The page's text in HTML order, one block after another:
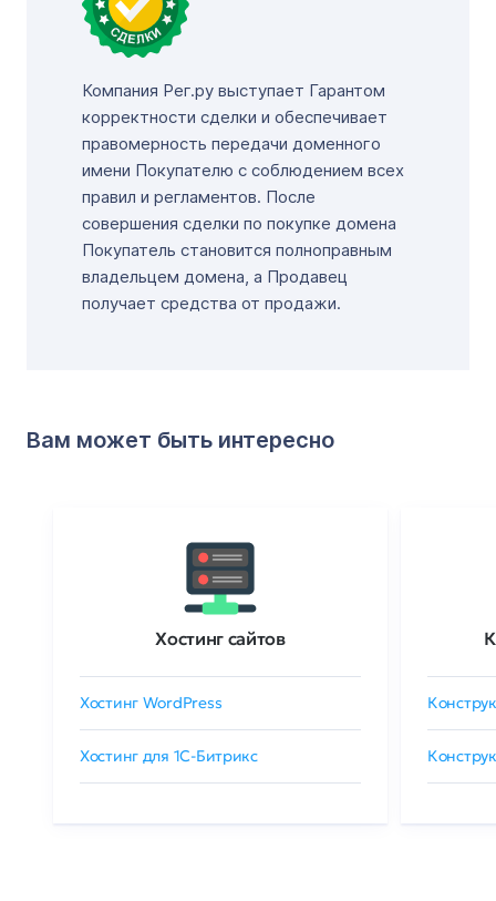
Компания Рег.ру выступает Гарантом
корректности сделки и обеспечивает
правомерность передачи доменного
имени Покупателю с соблюдением всех
правил и регламентов. После
совершения сделки по покупке домена
Покупатель становится полноправным
владельцем домена, а Продавец
получает средства от продажи.
Вам может быть интересно
Хостинг сайтов
Хостинг WordPress
Хостинг для 1C-Битрикс